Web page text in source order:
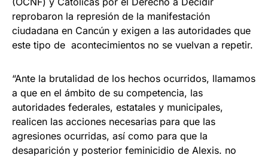
reprobaron la represión de la manifestación
ciudadana en Cancún y exigen a las autoridades que
este tipo de acontecimientos no se vuelvan a repetir.
“Ante la brutalidad de los hechos ocurridos, llamamos
a que en el ámbito de su competencia, las
autoridades federales, estatales y municipales,
realicen las acciones necesarias para que las
agresiones ocurridas, así como para que la
desaparición y posterior feminicidio de Alexis. no